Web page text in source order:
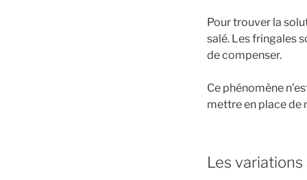
Pour trouver la
salé. Les fringales
de compenser.
Ce phénomène
mettre en place de
Les